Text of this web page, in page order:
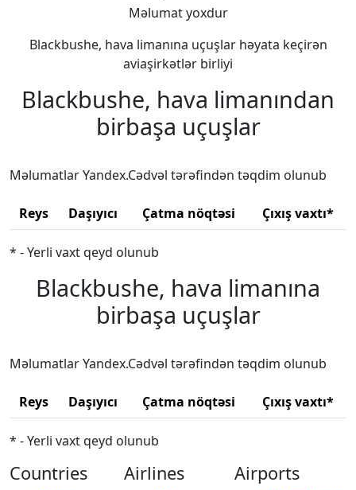
Məlumat yoxdur
Blackbushe, hava limanına uçuşlar həyata keçirən
aviaşirkətlər birliyi
Blackbushe, hava limanından
birbaşa uçuşlar
Məlumatlar Yandex.Cədvəl tərəfindən təqdim olunub
Reys Daşıyıcı Çatma nöqtəsi Çıxış vaxtı*
* - Yerli vaxt qeyd olunub
Blackbushe, hava limanına
birbaşa uçuşlar
Məlumatlar Yandex.Cədvəl tərəfindən təqdim olunub
Reys Daşıyıcı Çatma nöqtəsi Çıxış vaxtı*
* - Yerli vaxt qeyd olunub
Countries Airlines Airports